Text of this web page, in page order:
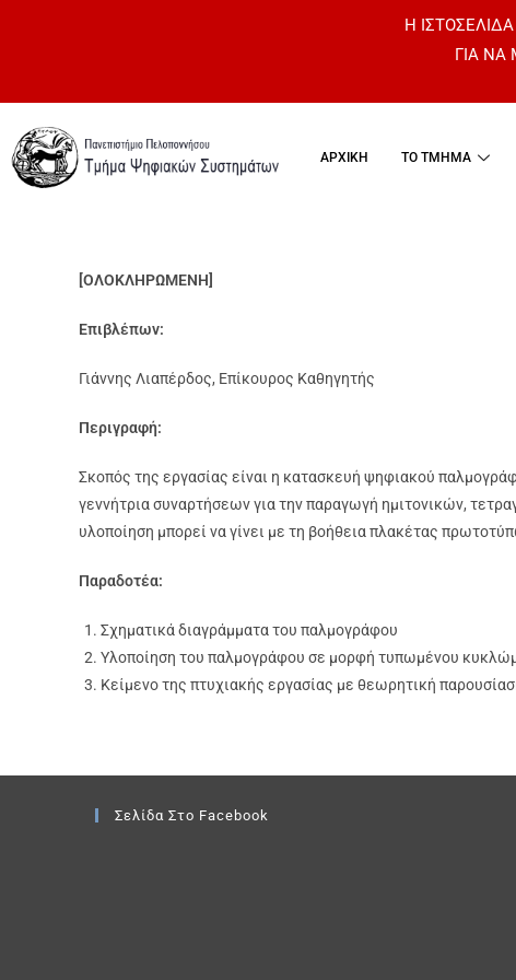
Η
ΓΙΑ ΝΑ
ΑΡΧΙΚΗ ΤΟ ΤΜΗΜΑ
[ΟΛΟΚΛΗΡΩΜΕΝΗ]
Επιβλέπων:
Γιάννης Λιαπέρδος, Επίκουρος Καθηγητής
Περιγραφή:
Σκοπός της εργασίας είναι η κατασκευή ψηφιακού
γεννήτρια συναρτήσεων για την παραγωγή ημιτονικών,
υλοποίηση μπορεί να γίνει με τη βοήθεια πλακέτας
Παραδοτέα:
Σχηματικά διαγράμματα του παλμογράφου
Υλοποίηση του παλμογράφου σε μορφή τυπωμένου
Κείμενο της πτυχιακής εργασίας με θεωρητική
Σελίδα Στο Facebook